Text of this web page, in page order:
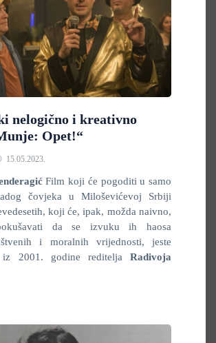
nelogično i kreativno
Opet!“
15.05.2023.
Film koji će pogoditi u samo
čovjeka u Miloševićevoj Srbiji
koji će, ipak, možda naivno,
da se izvuku ih haosa
i moralnih vrijednosti, jeste
iz 2001. godine rediteljaRadivoja